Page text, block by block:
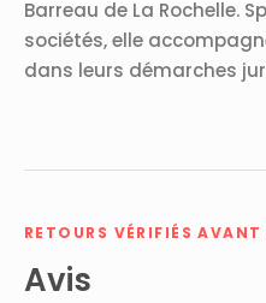
Barreau de La Rochelle.
sociétés, elle
dans leurs démarches
RETOURS VÉRIFIÉS
Avis